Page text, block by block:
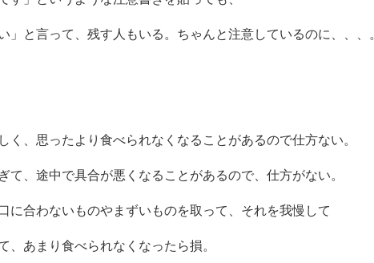
と言って、残す人もいる。ちゃんと注意しているのに、、、。
、思ったより食べられなくなることがあるので仕方ない。
、途中で具合が悪くなることがあるので、仕方がない。
合わないものやまずいものを取って、それを我慢して
あまり食べられなくなったら損。